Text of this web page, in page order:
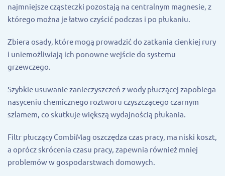
najmniejsze cząsteczki pozostają na centralnym magnesie, z
którego można je łatwo czyścić podczas i po płukaniu.
Zbiera osady, które mogą prowadzić do zatkania cienkiej rury
i uniemożliwiają ich ponowne wejście do systemu
grzewczego.
Szybkie usuwanie zanieczyszczeń z wody płuczącej zapobiega
nasyceniu chemicznego roztworu czyszczącego czarnym
szlamem, co skutkuje większą wydajnością płukania.
Filtr płuczący CombiMag oszczędza czas pracy, ma niski koszt,
a oprócz skrócenia czasu pracy, zapewnia również mniej
problemów w gospodarstwach domowych.